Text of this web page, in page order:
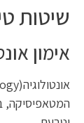
שיטות
אימון
המטאפיסיקה,